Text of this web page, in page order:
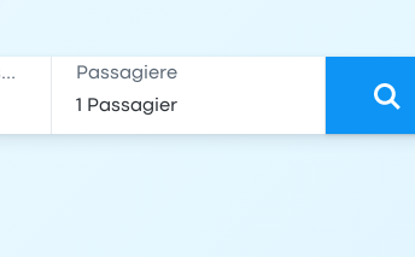
Rückfahrtsdatum Passagiere